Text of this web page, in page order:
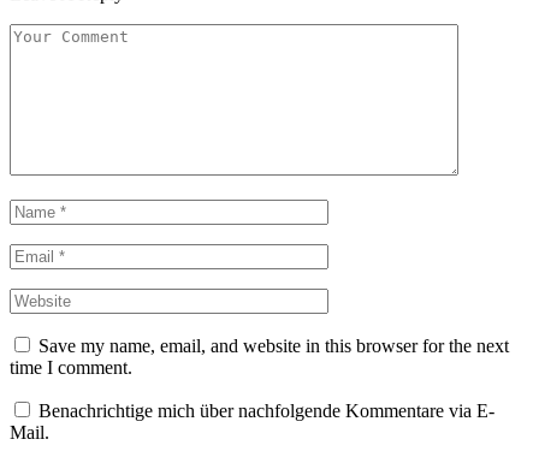
Save my name, email, and website in this browser for the next
time I comment.
Benachrichtige mich über nachfolgende Kommentare via E-
Mail.